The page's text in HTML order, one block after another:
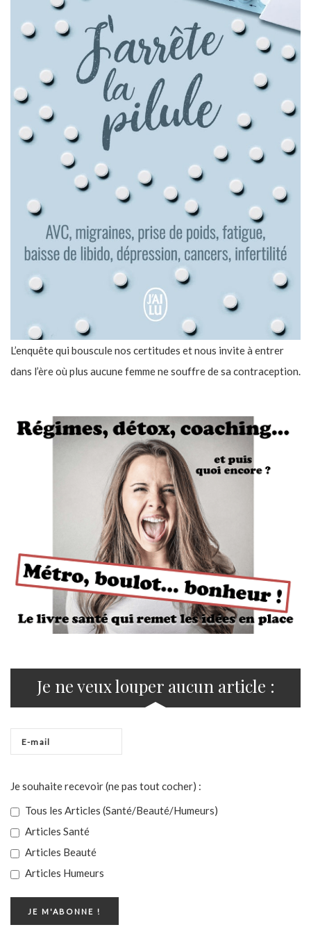
L’enquête qui bouscule nos certitudes et nous invite à entrer
dans l’ère où plus aucune femme ne souffre de sa contraception.
Je ne veux louper aucun article :
Je souhaite recevoir (ne pas tout cocher) :
Tous les Articles (Santé/Beauté/Humeurs)
Articles Santé
Articles Beauté
Articles Humeurs